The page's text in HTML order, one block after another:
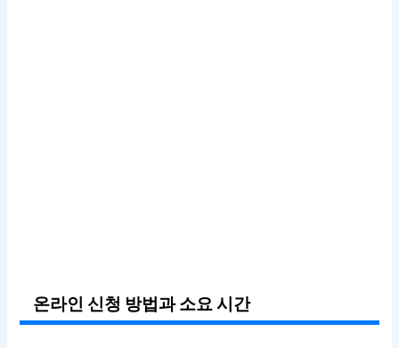
온라인 신청 방법과 소요 시간